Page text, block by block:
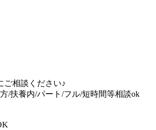
相談ください♪
/扶養内/パート/フル/短時間等相談ok